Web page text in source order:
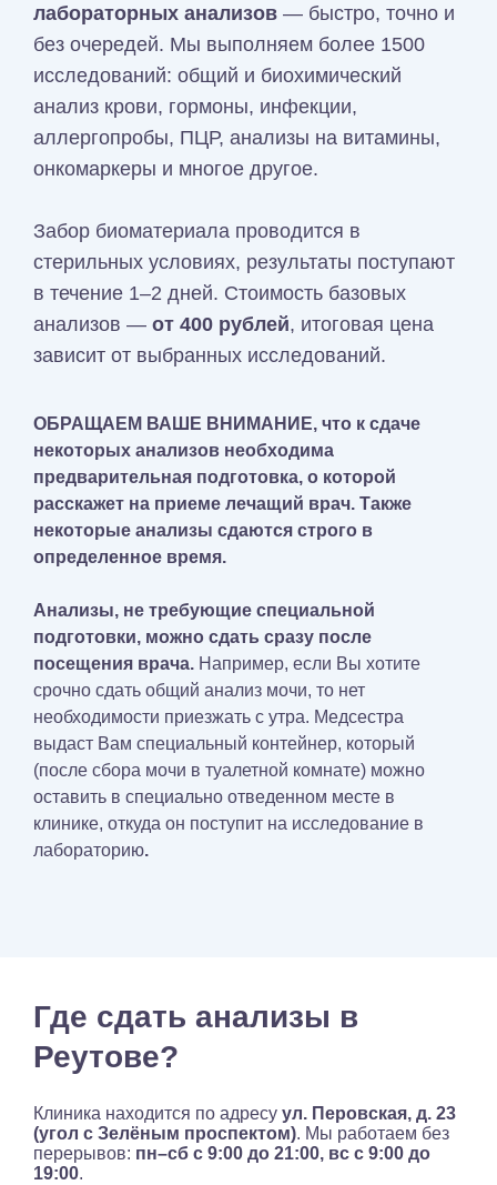
лабораторных анализов — быстро, точно и
без очередей. Мы выполняем более 1500
исследований: общий и биохимический
анализ крови, гормоны, инфекции,
аллергопробы, ПЦР, анализы на витамины,
онкомаркеры и многое другое.
Забор биоматериала проводится в
стерильных условиях, результаты поступают
в течение 1–2 дней. Стоимость базовых
анализов — от 400 рублей, итоговая цена
зависит от выбранных исследований.
ОБРАЩАЕМ ВАШЕ ВНИМАНИЕ, что к сдаче
некоторых анализов необходима
предварительная подготовка, о которой
расскажет на приеме лечащий врач. Также
некоторые анализы сдаются строго в
определенное время.
Анализы, не требующие специальной
подготовки, можно сдать сразу после
посещения врача. Например, если Вы хотите
срочно сдать общий анализ мочи, то нет
необходимости приезжать с утра. Медсестра
выдаст Вам специальный контейнер, который
(после сбора мочи в туалетной комнате) можно
оставить в специально отведенном месте в
клинике, откуда он поступит на исследование в
лабораторию.
Где сдать анализы в
Реутове?
Клиника находится по адресу ул. Перовская, д. 23
(угол с Зелёным проспектом). Мы работаем без
перерывов: пн–сб с 9:00 до 21:00, вс с 9:00 до
19:00.